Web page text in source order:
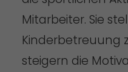
Mitarbeiter. Sie
Kinderbetreuung
steigern die